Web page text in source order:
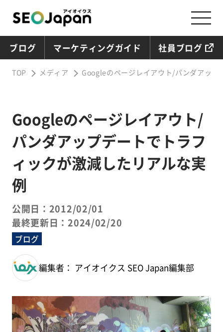
ブログ マーケティングガイド 社員ブログ
TOP メディア Googleのページレイアウト/パンダアッ
Googleのページレイアウト/
パンダアップデートでトラフ
ィックが激減したリアルな実
例
公開日：2012/02/01
最終更新日：2024/02/20
ブログ
編集者： アイオイクス SEO Japan編集部